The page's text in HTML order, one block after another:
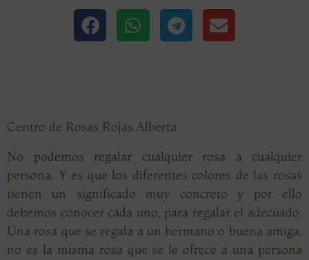
Centro de Rosas Rojas.Alberta
No podemos regalar cualquier rosa a cualquier
persona. Y es que los diferentes colores de las rosas
tienen un significado muy concreto y por ello
debemos conocer cada uno, para regalar el adecuado.
Una rosa que se regala a un hermano o buena amiga,
no es la misma rosa que se le ofrece a una persona